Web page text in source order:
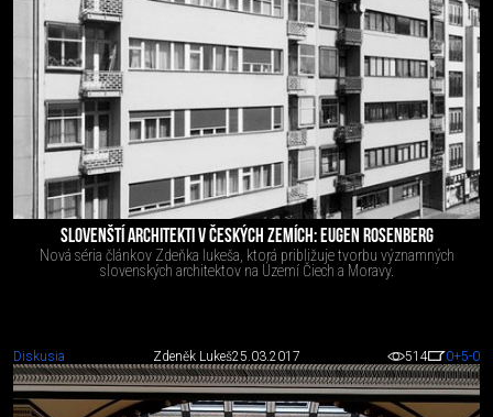
SLOVENŠTÍ ARCHITEKTI V ČESKÝCH ZEMÍCH: EUGEN ROSENBERG
Nová séria článkov Zdeňka lukeša, ktorá približuje tvorbu významných
slovenských architektov na Území Čiech a Moravy.
Diskusia Zdeněk Lukeš25.03.2017 514 0+5-0